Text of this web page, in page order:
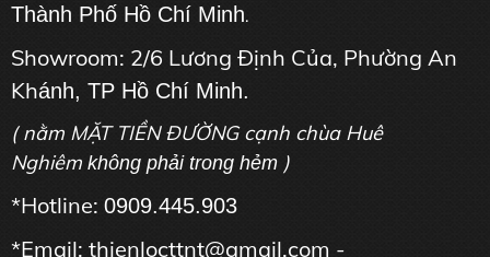
Thành Phố Hồ Chí Minh.
Showroom: 2/6 Lương Định Của, Phường An
Khánh, TP Hồ Chí Minh.
( nằm MẶT TIỀN ĐƯỜNG cạnh chùa Huê
Nghiêm không phải trong hẻm )
*Hotline: 0909.445.903
*Email: thienlocttnt@gmail.com -